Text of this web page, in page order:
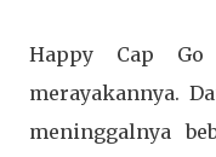
Happy Cap
merayakannya.
meninggalnya